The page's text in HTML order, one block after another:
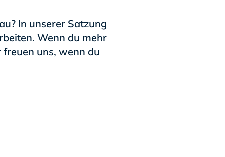
In unserer Satzung
. Wenn du mehr
uns, wenn du